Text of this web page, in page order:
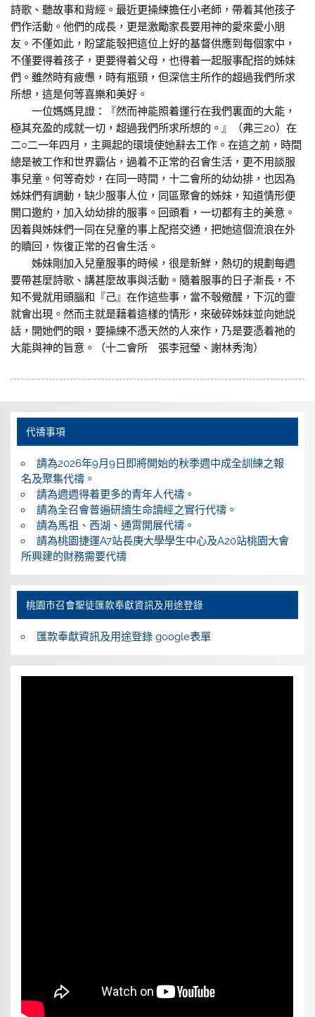
詩歌、聽故事和背經。最近更操練擔任小老師，帶着其他孩子
們作活動。他們的成長，更是激勵家長要用神的愛來愛小朋
友。不僅如此，盼望能彀把這位上好的基督供應到每個家中，
不僅要得着孩子，更要得着父母，也得着一起服事配搭的姊妹
們。雖然時有疲憊，時有瓶頸，但深信主所作的超過我們所求
所想，這是何等喜樂和美好。
一位媽媽見證：『然而神能照着運行在我們裏面的大能，
極其充盈的成就一切，超過我們所求所想的。』（弗三20）在
二○二一年四月，主興起的環境使她辭去工作。在這之前，時間
總是被工作和世界霸佔，過着不正常的召會生活，更不用談服
事兒童。何等奇妙，在同一時間，十二會所的幼幼排，也因為
姊妹們有調動，缺少服事人位，同區聚會的姊妹，知道情形便
開口邀約，加入幼幼排的服事。回頭看，一切都有主的美意。
因着與姊妹們一同在兒童的事上配搭交通，把她這個流浪在外
的贖回，恢復正常的召會生活。
姊妹剛加入兒童服事的時候，很是新鮮，熱切的規劃每週
要帶甚麼詩歌、講甚麼故事與活動。隨着服事的日子漸長，不
知不覺就用頭腦和『己』在作這些事，當不彀儆醒，下沉的靈
就會出現。然而主就是藉着這樣的情形，來破碎姊妹並向她説
話，開她們的眼，要操練不憑天然的人來作，乃是要憑着祂的
大能與神的旨意。（十二會所 張李冠瑩、謝林秀洵）
代禱事項
請為2026年9月9日即將開始的秋季週中成全訓練之報
名及聚集代禱。
請為週週得着更多的青年人代禱。
請為全召會普遍研讀生命讀經之實行代禱。
請為馬祖、西湖、通霄開展代禱。
請為桃園捷運A7站長庚大學學生中心及A20站桃園大會
所興建的財務需要代禱
桃園巿召會聖徒匯款奉獻資訊及用途登錄
匯款奉獻資訊及用途登錄 google表單